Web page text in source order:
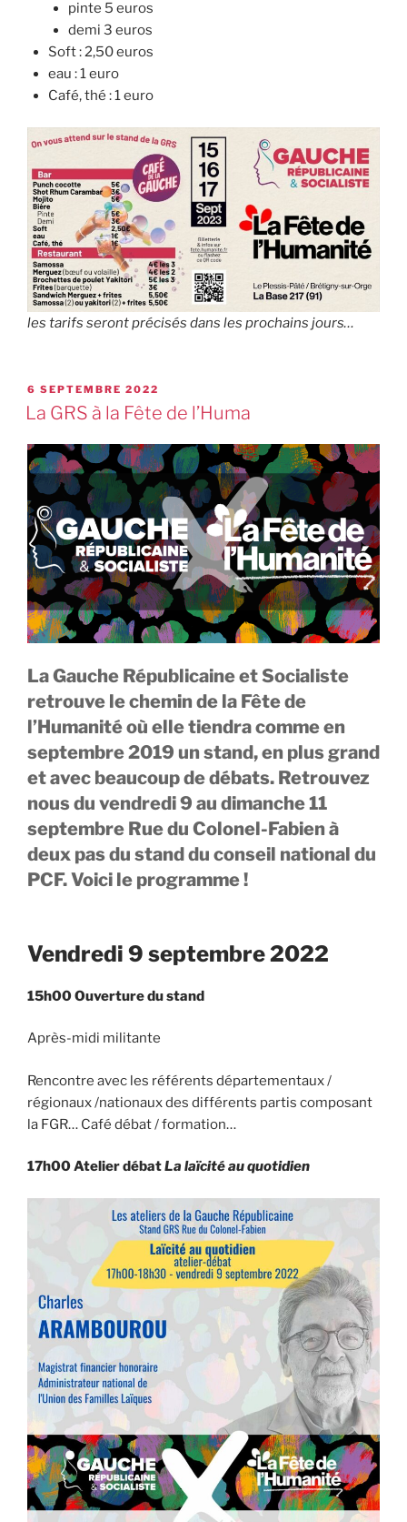
pinte 5 euros
demi 3 euros
Soft : 2,50 euros
eau : 1 euro
Café, thé : 1 euro
les tarifs seront précisés dans les prochains jours…
6 SEPTEMBRE 2022
La GRS à la Fête de l’Huma
La Gauche Républicaine et Socialiste
retrouve le chemin de la Fête de
l’Humanité où elle tiendra comme en
septembre 2019 un stand, en plus grand
et avec beaucoup de débats. Retrouvez
nous du vendredi 9 au dimanche 11
septembre Rue du Colonel-Fabien à
deux pas du stand du conseil national du
PCF.Voici le programme !
Vendredi 9 septembre 2022
15h00 Ouverture du stand
Après-midi militante
Rencontre avec les référents départementaux /
régionaux /nationaux des différents partis composant
la FGR… Café débat / formation…
17h00Atelier débatLa laïcité au quotidien